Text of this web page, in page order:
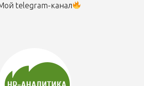
telegram-канал